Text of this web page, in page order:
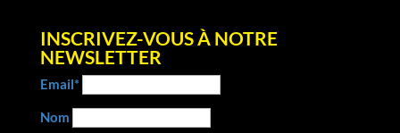
INSCRIVEZ-VOUS À NOTRE
NEWSLETTER
Email*
Nom